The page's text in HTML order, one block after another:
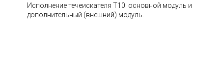
Исполнение течеискателя Т10: основной модуль и
дополнительный (внешний) модуль.